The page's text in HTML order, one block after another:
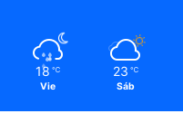
18 ℃
Vie
23 ℃
Sáb